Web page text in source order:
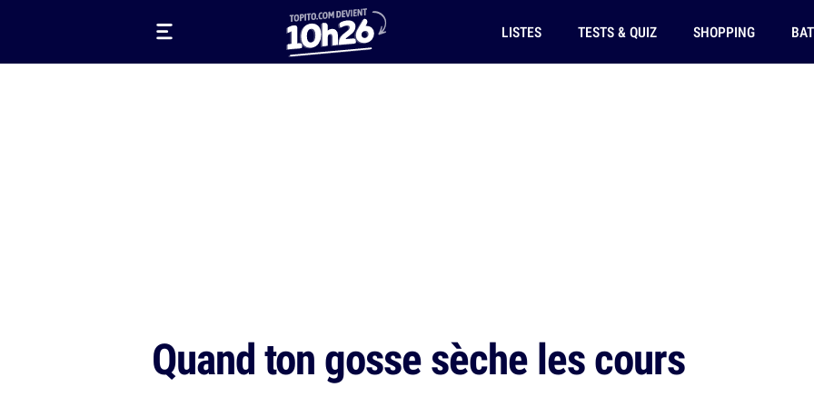
LISTES TESTS & QUIZ SHOPPING
Quand ton gosse sèche les cours